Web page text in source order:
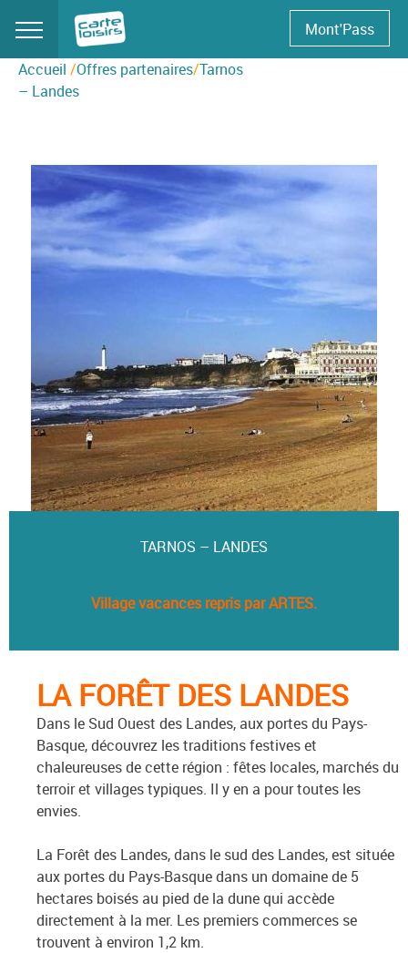
content
Mont'Pass
Accueil /Offres partenaires/Tarnos
– Landes
TARNOS – LANDES
Village vacancesrepris par ARTES.
LA FORÊT DES LANDES
Dans le Sud Ouest des Landes, aux portes du Pays-
Basque, découvrez les traditions festives et
chaleureuses de cette région : fêtes locales, marchés du
terroir et villages typiques. Il y en a pour toutes les
envies.
La Forêt des Landes, dans le sud des Landes, est située
aux portes du Pays-Basque dans un domaine de 5
hectares boisés au pied de la dune qui accède
directement à la mer. Les premiers commerces se
trouvent à environ 1,2 km.